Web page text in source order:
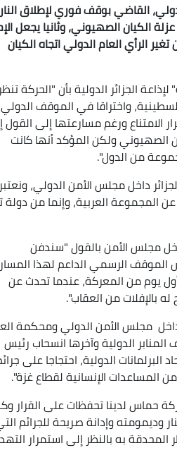
القاضي بوقف فوري لإطلاق
الكيان الصهيوني، وثانيا يجعل
الرأي العام الدولي اتجاه الكيان
الجزائر الدولية بأن "الحركة
واختراقا في الموقف
الامتناع ورغم مسارعتها إلى القول
الصهيوني ولكن المؤكد أنها كانت
من الدول".
داخل مجلس الأمن الدولي،
المجموعة العربية، وإنما من دولة
مجلس الأمن بالقول "سندفن
الرسمي الداعم لهذا
يوم من المعركة، عندما تحدث عن
بالإفلات من العقاب".
داخل مجلس الأمن الدولي ومحكمة
الدولية وآخرها انسحاب رئيس
الدولية، احتجاجا على
المساعدات الإنسانية لقطاع غزة".
حماس لدينا تحفظات على القرار
وديمومته وإدانة صريحة للجرائم
به بالنظر إلى استمرار